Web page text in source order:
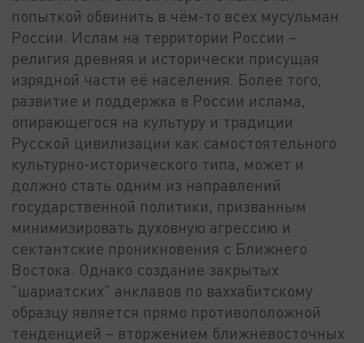
попыткой обвинить в чём-то всех мусульман
России. Ислам на территории России –
религия древняя и исторически присущая
изрядной части её населения. Более того,
развитие и поддержка в России ислама,
опирающегося на культуру и традиции
Русской цивилизации как самостоятельного
культурно-исторического типа, может и
должно стать одним из направлений
государственной политики, призванным
минимизировать духовную агрессию и
сектантские проникновения с Ближнего
Востока. Однако создание закрытых
"шариатских" анклавов по ваххабитскому
образцу является прямо противоположной
тенденцией – вторжением ближневосточных